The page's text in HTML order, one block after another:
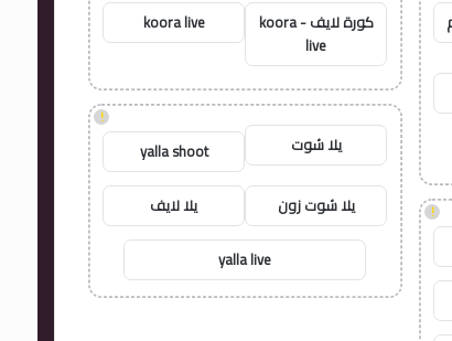
!
كورة لايف - koora
live
koora live
!
يلا شوت yalla shoot
يلا شوت زون يلا لايف
yalla live